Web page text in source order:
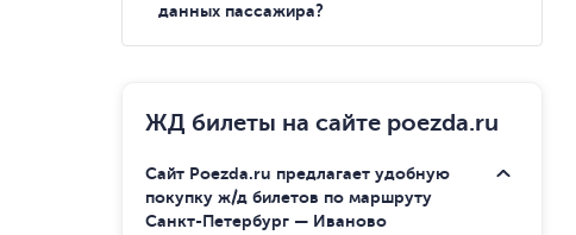
данных пассажира?
ЖД билеты на сайте poezda.ru
Сайт Poezda.ru предлагает удобную
покупку ж/д билетов по маршруту
Санкт-Петербург — Иваново